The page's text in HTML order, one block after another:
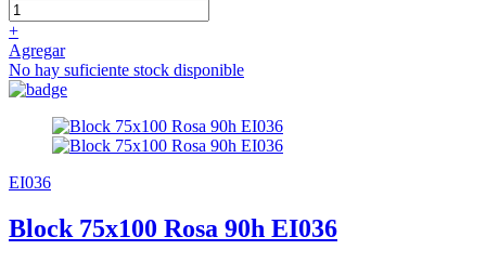
+
Agregar
No hay suficiente stock disponible
EI036
Block 75x100 Rosa 90h EI036